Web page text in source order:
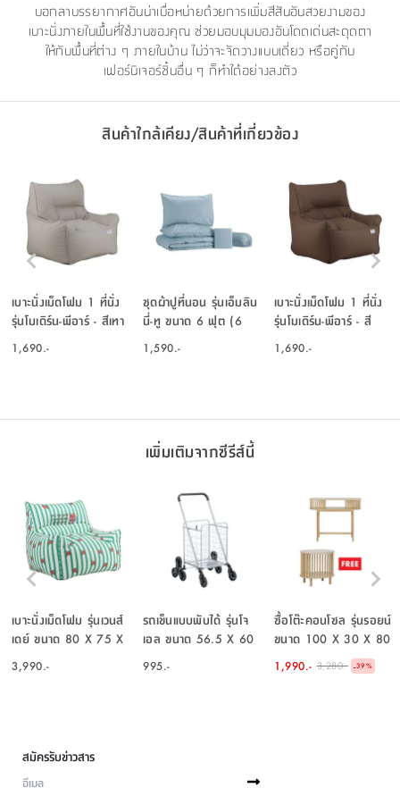
บอกลาบรรยากาศอันน่าเบื่อหน่ายด้วยการเพิ่มสีสันอันสวยงามของ
เบาะนั่งภายในพื้นที่ใช้งานของคุณ ช่วยมอบมุมมองอันโดดเด่นสะดุดตา
ให้กับพื้นที่ต่าง ๆ ภายในบ้าน ไม่ว่าจะจัดวางแบบเดี่ยว หรือคู่กับ
เฟอร์นิเจอร์ชิ้นอื่น ๆ ก็ทำได้อย่างลงตัว
สินค้าใกล้เคียง/สินค้าที่เกี่ยวข้อง
เบาะนั่งเม็ดโฟม 1 ที่นั่ง
รุ่นโมเดิร์น-พีอาร์ - สีเทา
1,690.-
ชุดผ้าปูที่นอน รุ่นเอ็มลิน
นี่-ทู ขนาด 6 ฟุต (6
1,590.-
เบาะนั่งเม็ดโฟม 1 ที่นั่ง
รุ่นโมเดิร์น-พีอาร์ - สี
1,690.-
เพิ่มเติมจากซีรีส์นี้
เบาะนั่งเม็ดโฟม รุ่นเวนส์
เดย์ ขนาด 80 X 75 X
3,990.-
รถเข็นแบบพับได้ รุ่นโจ
เอล ขนาด 56.5 X 60
995.-
ซื้อโต๊ะคอนโซล รุ่นรอยน์
ขนาด 100 X 30 X 80
ซม. แถมฟรี! โต๊ะข้าง รุ่น
รอยน์ ขนาด 46 X 35 X
1,990.- 3,280.- -39%
สมัครรับข่าวสาร